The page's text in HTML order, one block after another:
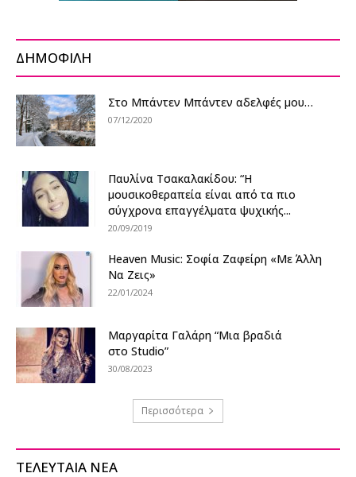
ΔΗΜΟΦΙΛΗ
Στo Μπάντεν Μπάντεν αδελφές μου…
07/12/2020
Παυλίνα Τσακαλακίδου: “H
μουσικοθεραπεία είναι από τα πιο
σύγχρονα επαγγέλματα ψυχικής...
20/09/2019
Heaven Music: Σοφία Ζαφείρη «Με Άλλη
Να Ζεις»
22/01/2024
Μαργαρίτα Γαλάρη “Μια βραδιά
στο Studio”
30/08/2023
Περισσότερα
ΤΕΛΕΥΤΑΙΑ ΝΕΑ